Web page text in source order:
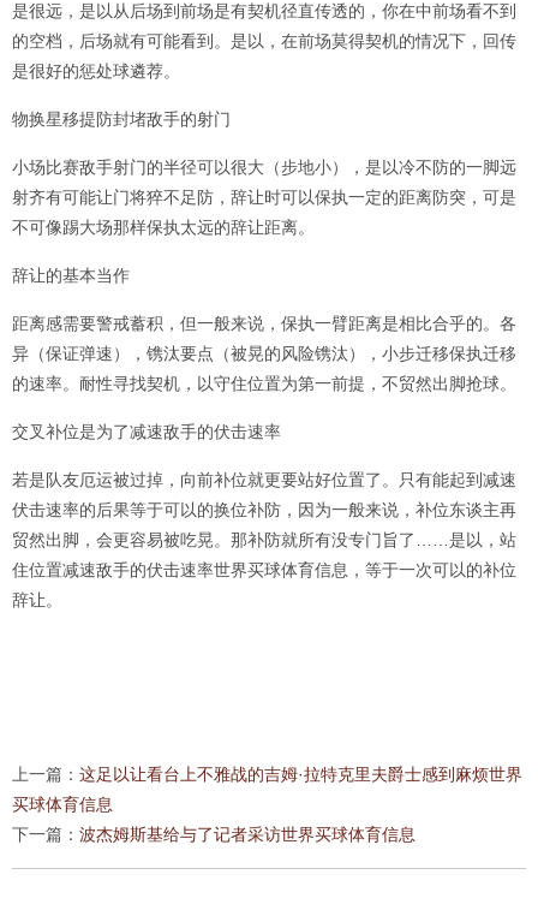
是很远，是以从后场到前场是有契机径直传透的，你在中前场看不到
的空档，后场就有可能看到。是以，在前场莫得契机的情况下，回传
是很好的惩处球遴荐。
物换星移提防封堵敌手的射门
小场比赛敌手射门的半径可以很大（步地小），是以冷不防的一脚远
射齐有可能让门将猝不足防，辞让时可以保执一定的距离防突，可是
不可像踢大场那样保执太远的辞让距离。
辞让的基本当作
距离感需要警戒蓄积，但一般来说，保执一臂距离是相比合乎的。各
异（保证弹速），镌汰要点（被晃的风险镌汰），小步迁移保执迁移
的速率。耐性寻找契机，以守住位置为第一前提，不贸然出脚抢球。
交叉补位是为了减速敌手的伏击速率
若是队友厄运被过掉，向前补位就更要站好位置了。只有能起到减速
伏击速率的后果等于可以的换位补防，因为一般来说，补位东谈主再
贸然出脚，会更容易被吃晃。那补防就所有没专门旨了……是以，站
住位置减速敌手的伏击速率世界买球体育信息，等于一次可以的补位
辞让。
上一篇： 这足以让看台上不雅战的吉姆·拉特克里夫爵士感到麻烦世界
买球体育信息
下一篇： 波杰姆斯基给与了记者采访世界买球体育信息